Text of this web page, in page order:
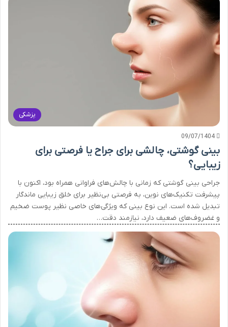
پزشکی
09/07/1404
بینی گوشتی، چالشی برای جراح یا فرصتی برای
زیبایی؟
جراحی بینی گوشتی که زمانی با چالش‌های فراوانی همراه بود، اکنون با
پیشرفت تکنیک‌های نوین، به فرصتی بی‌نظیر برای خلق زیبایی ماندگار
تبدیل شده است. این نوع بینی که ویژگی‌های خاصی نظیر پوست ضخیم
و غضروف‌های ضعیف دارد، نیازمند دقت…